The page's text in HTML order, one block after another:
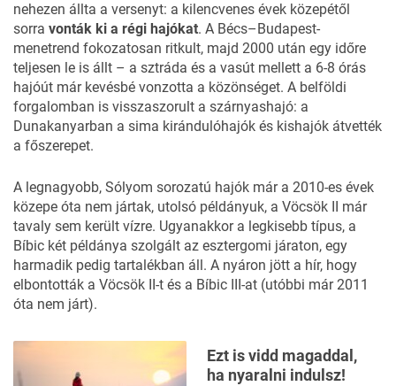
nehezen állta a versenyt: a kilencvenes évek közepétől
sorra vonták ki a régi hajókat. A Bécs–Budapest-
menetrend fokozatosan ritkult, majd 2000 után egy időre
teljesen le is állt – a sztráda és a vasút mellett a 6-8 órás
hajóút már kevésbé vonzotta a közönséget. A belföldi
forgalomban is visszaszorult a szárnyashajó: a
Dunakanyarban a sima kirándulóhajók és kishajók átvették
a főszerepet.
A legnagyobb, Sólyom sorozatú hajók már a 2010-es évek
közepe óta nem jártak, utolsó példányuk, a Vöcsök II már
tavaly sem került vízre. Ugyanakkor a legkisebb típus, a
Bíbic két példánya szolgált az esztergomi járaton, egy
harmadik pedig tartalékban áll. A nyáron jött a hír, hogy
elbontották a Vöcsök II-t és a Bíbic III-at (utóbbi már 2011
óta nem járt).
Ezt is vidd magaddal,
ha nyaralni indulsz!